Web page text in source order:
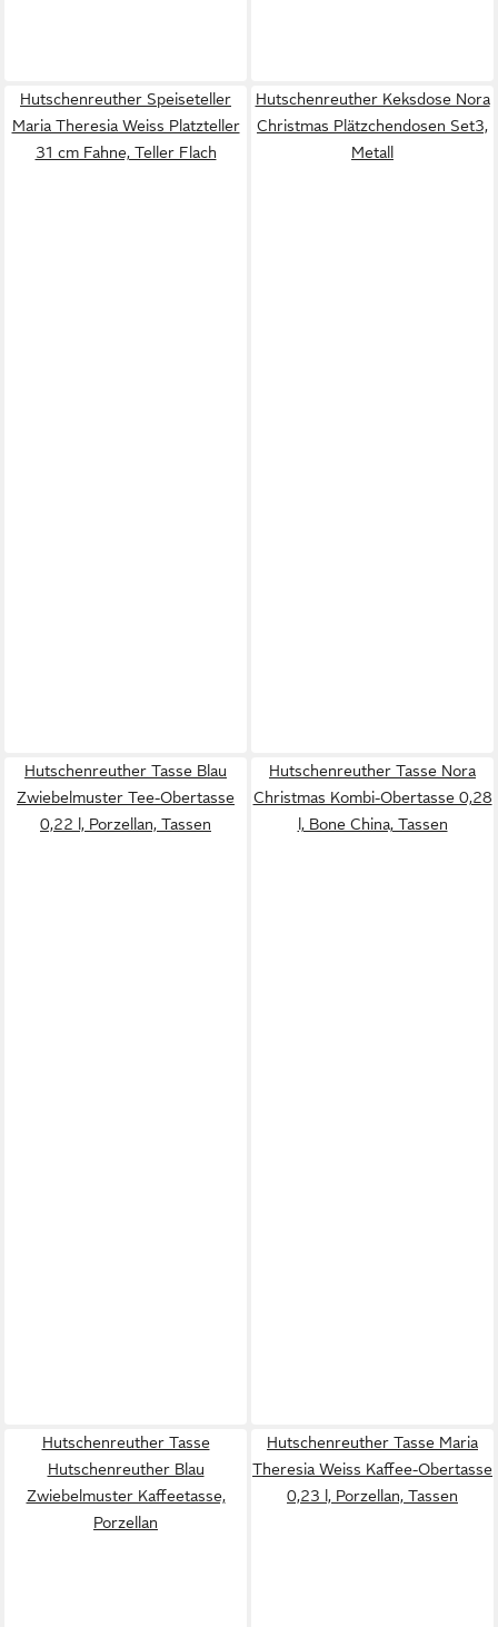
Hutschenreuther Speiseteller
Maria Theresia Weiss Platzteller
31 cm Fahne, Teller Flach
Hutschenreuther Keksdose Nora
Christmas Plätzchendosen Set3,
Metall
Hutschenreuther Tasse Blau
Zwiebelmuster Tee-Obertasse
0,22 l, Porzellan, Tassen
Hutschenreuther Tasse Nora
Christmas Kombi-Obertasse 0,28
l, Bone China, Tassen
Hutschenreuther Tasse
Hutschenreuther Blau
Zwiebelmuster Kaffeetasse,
Porzellan
Hutschenreuther Tasse Maria
Theresia Weiss Kaffee-Obertasse
0,23 l, Porzellan, Tassen